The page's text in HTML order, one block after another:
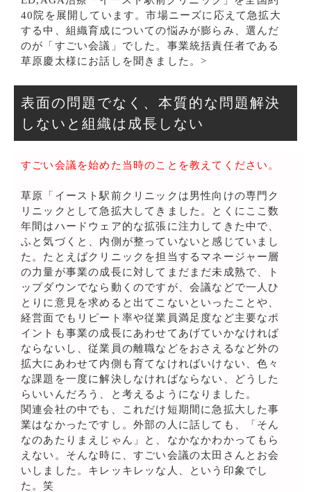
40院を展開しています。市場ニーズに応えて急拡大
する中、組織育成についての悩みが膨らみ、選んだ
のが「すごい会議」でした。事業統括責任者である
草原慶太様にお話しを聞きました。>
表面の問題でなく、本質的な問題解決
しないと組織は成長しない
すごい会議を始めた当時のことを教えてください。
草原「イースト駅前クリニックは男性向けの専門ク
リニックとして急拡大してきました。とくにここ数
年間はハードウェア的な拡張に注力してきた中で、
ふと気づくと、内側が整っていないと感じていまし
た。たとえばクリニックを担当するマネージャー層
の力量が事業の成長に対してまだまだ未成熟で、ト
ップダウンでなら動くのですが、会議などで一人ひ
とりに意見を求めると出てこないといったことや、
経営面でもリピート率や従業員満足度など主要なポ
イントも事業の成長にあわせてあげていかなければ
ならないし、従業員の離職などをおさえるなど外の
拡大にあわせて内側も育てなければいけない、色々
な課題を一度に解決しなければならない、どうした
らいいんだろう、と考えるようになりました。
関連会社の中でも、これだけ短期間に急拡大した事
業はなかったですし。外部の人に話しても、「そん
なのあたりまえじゃん」と、なかなかわかってもら
えない。そんな時に、すごい会議の太田さんとお会
いしました。キレッキレッな人、という印象でし
た。笑